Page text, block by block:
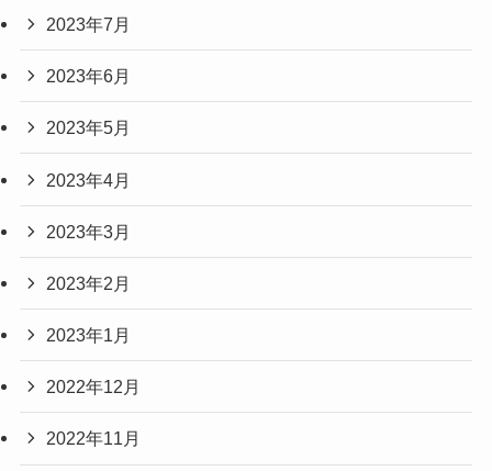
2023年7月
2023年6月
2023年5月
2023年4月
2023年3月
2023年2月
2023年1月
2022年12月
2022年11月